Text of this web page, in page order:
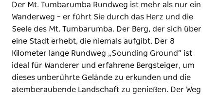
Der Mt. Tumbarumba Rundweg ist mehr als nur ein
Wanderweg – er führt Sie durch das Herz und die
Seele des Mt. Tumbarumba. Der Berg, der sich über
eine Stadt erhebt, die niemals aufgibt. Der 8
Kilometer lange Rundweg „Sounding Ground“ ist
ideal für Wanderer und erfahrene Bergsteiger, um
dieses unberührte Gelände zu erkunden und die
atemberaubende Landschaft zu genießen. Der Weg